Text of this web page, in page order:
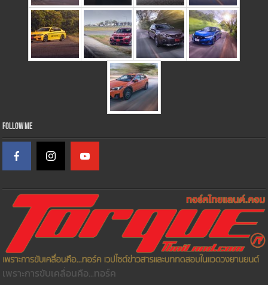
Follow Me
เพราะการขับเคลื่อนคือ...ทอร์ค